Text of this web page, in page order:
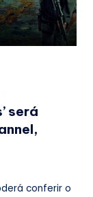
será
conferir o